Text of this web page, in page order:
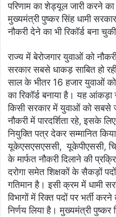
परिणाम का शेड्यूल जारी करने का
मुख्यमंत्री पुष्कर सिंह धामी
नौकरी देने का भी रिकॉर्ड बना
राज्य में बेरोजगार युवाओं को
सरकार सबसे धाकड़ साबित हो
साल के भीतर 16 हजार युवाओं को
का रिकॉर्ड बनाया है। यह
किसी सरकार में युवाओं को सबसे
नौकरी में पारदर्शिता रहे, इसके
नियुक्ति पत्र देकर सम्मानित
यूकेएसएसएससी, यूकेपीएससी,
के मार्फत नौकरी दिलाने की
दरोगा समेत शिक्षकों के सैकड़ों पदों
गतिमान है। इसी क्रम में धामी
विभागों में रिक्त पदों पर भर्ती
निर्णय लिया है। मुख्यमंत्री